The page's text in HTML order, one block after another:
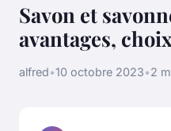
Savon et
avantages,
alfred•10 octobre 2023•2